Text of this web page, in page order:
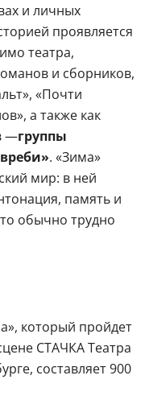
и личных
проявляется
театра,
и сборников,
«Почти
а также как
—группы
. «Зима»
мир: в ней
память и
обычно трудно
который пройдет
СТАЧКА Театра
составляет 900